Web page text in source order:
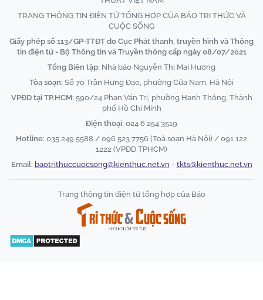
TRANG THÔNG TIN ĐIỆN TỬ TỔNG HỢP CỦA BÁO TRI THỨC VÀ
CUỘC SỐNG
Giấy phép số 113/GP-TTĐT do Cục Phát thanh, truyền hình và Thông
tin điện tử - Bộ Thông tin và Truyền thông cấp ngày 08/07/2021
Tổng Biên tập: Nhà báo Nguyễn Thị Mai Hương
Tòa soạn: Số 70 Trần Hưng Đạo, phường Cửa Nam, Hà Nội
VPĐD tại TP.HCM: 590/24 Phan Văn Trị, phường Hạnh Thông, Thành
phố Hồ Chí Minh
Điện thoại: 024 6 254 3519
Hotline: 035 249 5588 / 096 523 7756 (Toà soạn Hà Nội) / 091 122
1222 (VPĐD TPHCM)
Email: baotrithuccuocsong@kienthuc.net.vn - tkts@kienthuc.net.vn
Trang thông tin điện tử tổng hợp của Báo